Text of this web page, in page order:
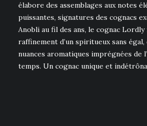
élabore des assemblages aux notes
puissantes, signatures des cognacs
Anobli au fil des ans, le cognac Lordly
raffinement d’un spiritueux sans égal,
nuances aromatiques imprégnées de
temps. Un cognac unique et